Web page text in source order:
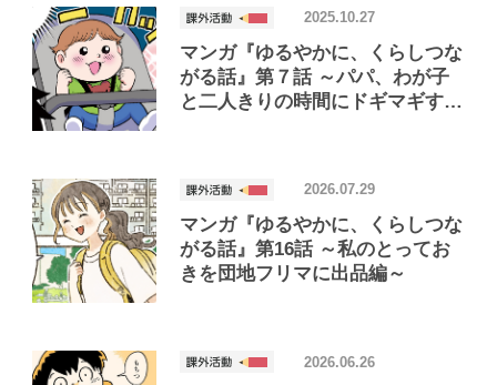
マンガ『ゆるやかに、くらしつな
がる話』第７話 ～パパ、わが子
と二人きりの時間にドギマギする
2025.10.27
マンガ『ゆるやかに、くらしつな
がる話』第16話 ～私のとってお
きを団地フリマに出品編～
2026.07.29
2026.06.26